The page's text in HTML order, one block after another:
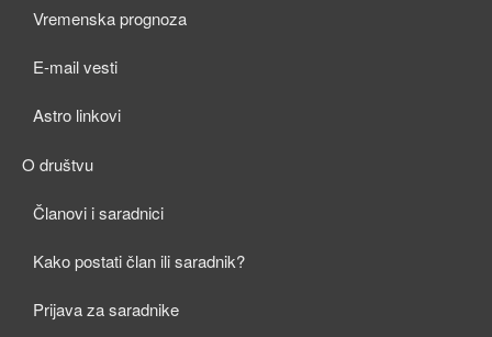
Vremenska prognoza
E-mail vesti
Astro linkovi
O društvu
Članovi i saradnici
Kako postati član ili saradnik?
Prijava za saradnike